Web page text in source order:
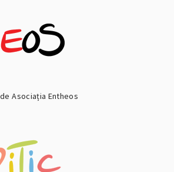
Asociația Entheos